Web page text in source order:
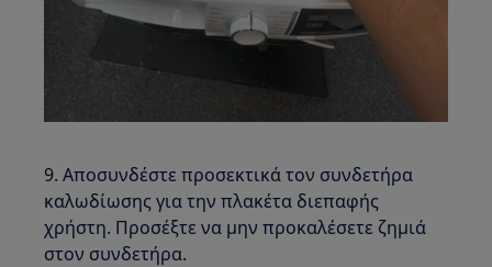
9. Αποσυνδέστε προσεκτικά τον συνδετήρα
καλωδίωσης για την πλακέτα διεπαφής
χρήστη. Προσέξτε να μην προκαλέσετε ζημιά
στον συνδετήρα.